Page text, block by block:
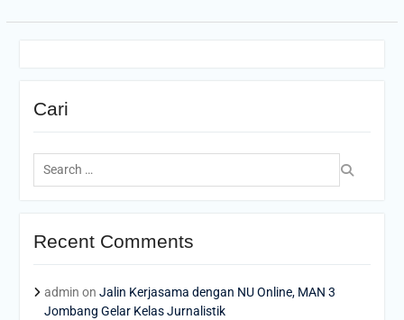
Cari
Search
for:
Recent Comments
admin on Jalin Kerjasama dengan NU Online, MAN 3
Jombang Gelar Kelas Jurnalistik